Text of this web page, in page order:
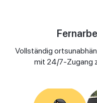
Vollständig
mit 24/7-Zugang